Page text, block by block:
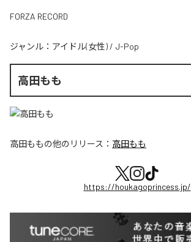
FORZA RECORD
ジャンル： アイドル(女性) / J-Pop
高田もも
高田ももの他のリリース： 高田もも
https://houkagoprincess.jp/